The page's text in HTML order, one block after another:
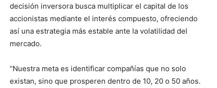
decisión inversora busca multiplicar el capital de los
accionistas mediante el interés compuesto, ofreciendo
así una estrategia más estable ante la volatilidad del
mercado.
“Nuestra meta es identificar compañías que no solo
existan, sino que prosperen dentro de 10, 20 o 50 años.